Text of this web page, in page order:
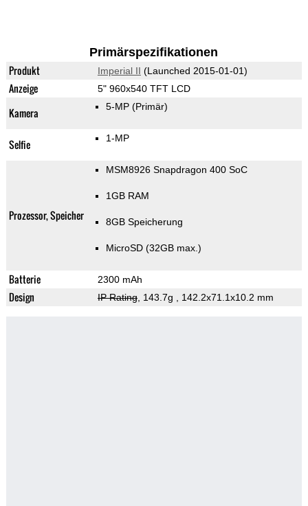
Primärspezifikationen
Produkt Imperial II (Launched 2015-01-01)
Anzeige 5" 960x540 TFT LCD
Kamera 5-MP (Primär)
Selfie 1-MP
Prozessor, Speicher
MSM8926 Snapdragon 400 SoC
1GB RAM
8GB Speicherung
MicroSD (32GB max.)
Batterie 2300 mAh
Design IP Rating, 143.7g , 142.2x71.1x10.2 mm